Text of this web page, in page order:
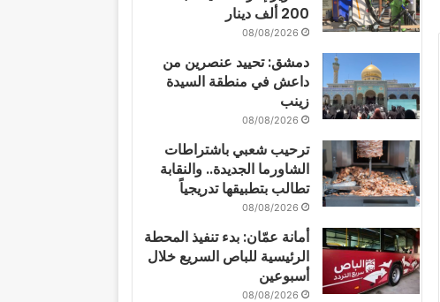
200 ألف دينار
08/08/2026
دمشق: تحييد عنصرين من
داعش في منطقة السيدة
زينب
08/08/2026
ترحيب شعبي باشتراطات
الشاورما الجديدة.. والنقابة
تطالب بتطبيقها تدريجياً
08/08/2026
أمانة عمّان: بدء تنفيذ المحطة
الرئيسية للباص السريع خلال
أسبوعين
08/08/2026